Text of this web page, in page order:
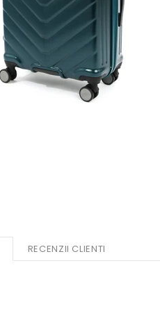
RECENZII CLIENTI